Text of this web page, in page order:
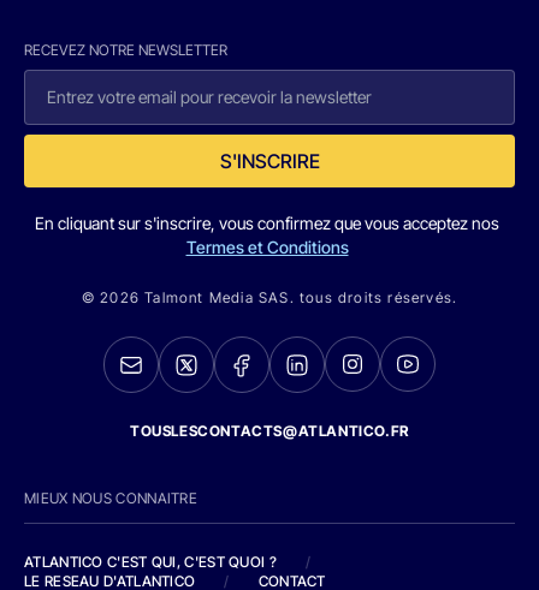
RECEVEZ NOTRE NEWSLETTER
S'INSCRIRE
En cliquant sur s'inscrire, vous confirmez que vous acceptez nos
Termes et Conditions
© 2026 Talmont Media SAS. tous droits réservés.
TOUSLESCONTACTS@ATLANTICO.FR
MIEUX NOUS CONNAITRE
ATLANTICO C'EST QUI, C'EST QUOI ?
/
LE RESEAU D'ATLANTICO
/ CONTACT